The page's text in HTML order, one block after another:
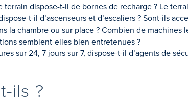
terrain dispose-t-il de bornes de recharge ? Le
t-il d’ascenseurs et d’escaliers ? Sont-ils
la chambre ou sur place ? Combien de
semblent-elles bien entretenues ?
sur 24, 7 jours sur 7, dispose-t-il d’agents de
ils ?